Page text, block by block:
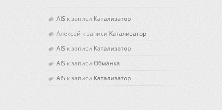
AIS к записи Катализатор
Алексей к записи Катализатор
AIS к записи Катализатор
AIS к записи Обманка
AIS к записи Катализатор